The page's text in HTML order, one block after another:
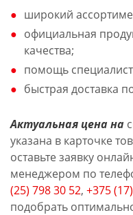
широкий
официальная
качества;
помощь
быстрая доставка
Актуальная цена на
указана в карточке
оставьте заявку
менеджером по
(25) 798 30 52, +375
подобрать